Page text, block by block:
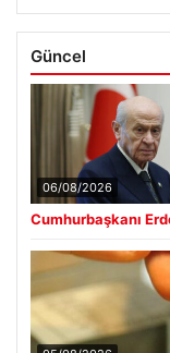
Güncel
06/08/2026
Cumhurbaşkanı